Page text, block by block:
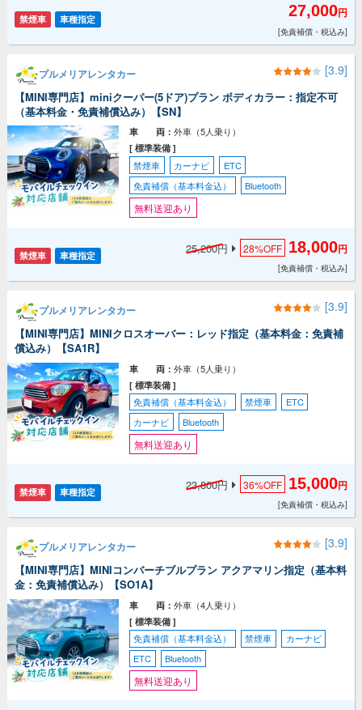
禁煙車 車種指定 27,000円
[免責補償・税込み]
プルメリアレンタカー [3.9]
【MINI専門店】miniクーパー(5ドア)プラン ボディカラー：指定不可
（基本料金・免責補償込み）【SN】
車 両： 外車（5人乗り）
[ 標準装備 ]
禁煙車 カーナビ
ETC
免責補償（基本料金込）
Bluetooth
無料送迎あり
禁煙車 車種指定 25,200円 28%OFF 18,000円
[免責補償・税込み]
プルメリアレンタカー [3.9]
【MINI専門店】MINIクロスオーバー：レッド指定（基本料金：免責補
償込み）【SA1R】
車 両： 外車（5人乗り）
[ 標準装備 ]
免責補償（基本料金込） 禁煙車
ETC
カーナビ
Bluetooth
無料送迎あり
禁煙車 車種指定 23,800円 36%OFF 15,000円
[免責補償・税込み]
プルメリアレンタカー [3.9]
【MINI専門店】MINIコンバーチブルプラン アクアマリン指定（基本料
金：免責補償込み）【SO1A】
車 両： 外車（4人乗り）
[ 標準装備 ]
免責補償（基本料金込） 禁煙車
カーナビ
ETC
Bluetooth
無料送迎あり